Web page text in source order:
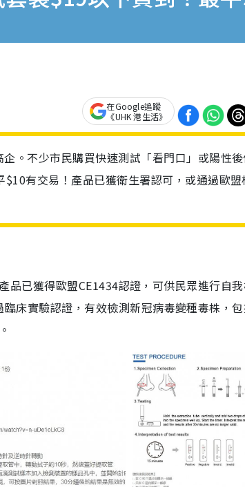
在Google追蹤
《UHK 港生活》
。不少市民購買快速測試「看門口」或陽性
有交易！產品已獲衛生署認可，或通過歐盟
已獲得歐盟CE1434認證，可供民眾進行自
床實驗認證，有效檢測新冠病毒變種毒株，